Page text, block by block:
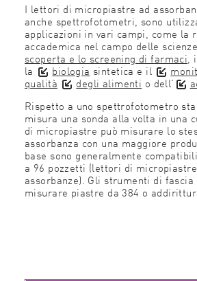
I lettori di micropiastre ad
anche spettrofotometri, sono
applicazioni in vari campi, come la
accademica nel campo delle
scoperta e lo screening di farmaci,
la biologia sintetica e il
qualità degli alimenti o dell'
Rispetto a uno spettrofotometro
misura una sonda alla volta in una
di micropiastre può misurare lo
assorbanza con una maggiore
base sono generalmente
a 96 pozzetti (lettori di
assorbanze). Gli strumenti di fascia
misurare piastre da 384 o